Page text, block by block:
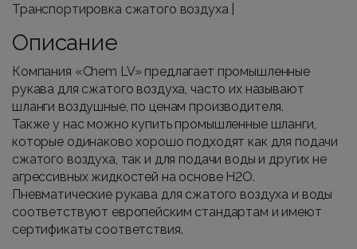
Транспортировка сжатого воздуха |
Описание
Компания «Chem LV» предлагает промышленные
рукава для сжатого воздуха, часто их называют
шланги воздушные, по ценам производителя.
Также у нас можно купить промышленные шланги,
которые одинаково хорошо подходят как для подачи
сжатого воздуха, так и для подачи воды и других не
агрессивных жидкостей на основе H2O.
Пневматические рукава для сжатого воздуха и воды
соответствуют европейским стандартам и имеют
сертификаты соответствия.